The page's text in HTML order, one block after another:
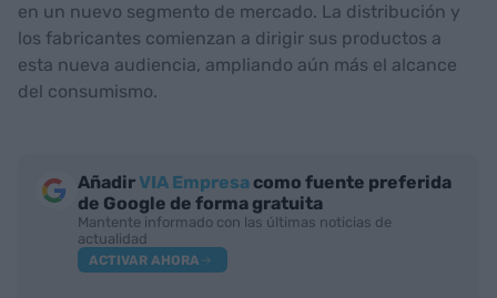
en un nuevo segmento de mercado. La distribución y
los fabricantes comienzan a dirigir sus productos a
esta nueva audiencia, ampliando aún más el alcance
del consumismo.
AñadirVIA Empresa como fuente preferida
de Google de forma gratuita
Mantente informado con las últimas noticias de
actualidad
ACTIVAR AHORA